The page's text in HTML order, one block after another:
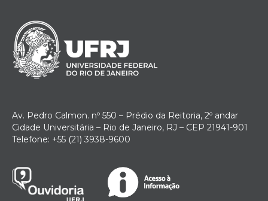
Av. Pedro Calmon. nº 550 – Prédio da Reitoria, 2º andar
Cidade Universitária – Rio de Janeiro, RJ – CEP 21941-901
Telefone: +55 (21) 3938-9600